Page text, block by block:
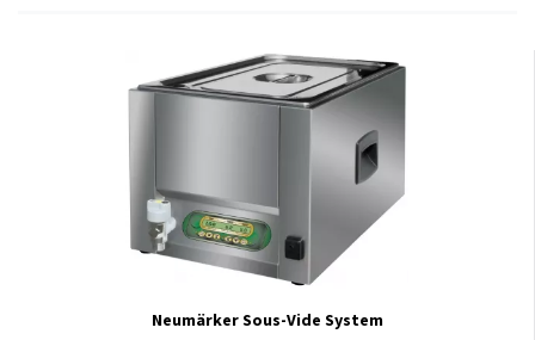
Neumärker Sous-Vide System